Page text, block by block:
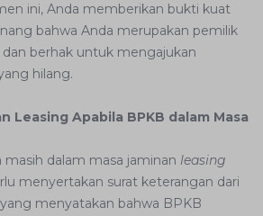
ini, Anda memberikan bukti kuat
bahwa Anda merupakan pemilik
dan berhak untuk mengajukan
hilang.
Leasing Apabila BPKB dalam Masa
masih dalam masa jaminan leasing
menyertakan surat keterangan dari
yang menyatakan bahwa BPKB